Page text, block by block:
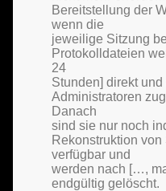
Bereitstellung der
wenn die
jeweilige Sitzung
Protokolldateien
24
Stunden] direkt
Administratoren
Danach
sind sie nur noch
Rekonstruktion
verfügbar und
werden nach […,
endgültig gelöscht.